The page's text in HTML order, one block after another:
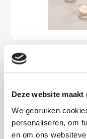
Deze website
We gebruiken
personaliseren, om
en om ons
€149,99
140 x 230 cm